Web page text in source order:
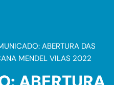
ABERTURA DAS
MENDEL VILAS 2022